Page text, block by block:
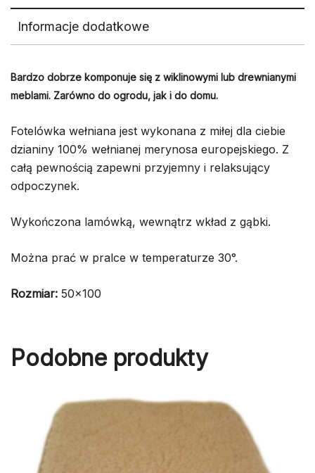
Informacje dodatkowe
Bardzo dobrze komponuje się z wiklinowymi lub drewnianymi
meblami. Zarówno do ogrodu, jak i do domu.
Fotelówka wełniana jest wykonana z miłej dla ciebie
dzianiny 100% wełnianej merynosa europejskiego. Z
całą pewnością zapewni przyjemny i relaksujący
odpoczynek.
Wykończona lamówką, wewnątrz wkład z gąbki.
Można prać w pralce w temperaturze 30°.
Rozmiar: 50×100
Podobne produkty